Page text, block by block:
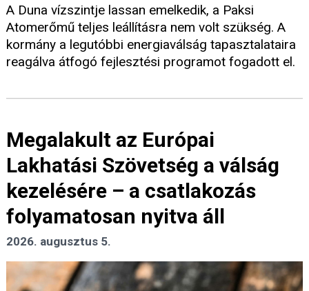
A Duna vízszintje lassan emelkedik, a Paksi
Atomerőmű teljes leállításra nem volt szükség. A
kormány a legutóbbi energiaválság tapasztalataira
reagálva átfogó fejlesztési programot fogadott el.
Megalakult az Európai
Lakhatási Szövetség a válság
kezelésére – a csatlakozás
folyamatosan nyitva áll
2026. augusztus 5.